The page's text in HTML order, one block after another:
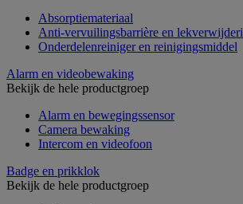
Absorptiemateriaal
Anti-vervuilingsbarrière en
Onderdelenreiniger en reinigingsmiddel
Alarm en videobewaking
Bekijk de hele productgroep
Alarm en bewegingssensor
Camera bewaking
Intercom en videofoon
Badge en prikklok
Bekijk de hele productgroep